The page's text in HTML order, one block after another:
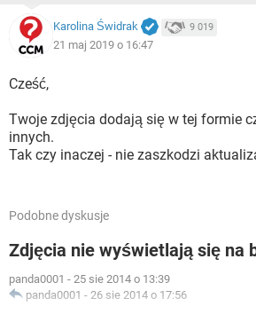
Karolina Świdrak 9 019
21 maj 2019 o 16:47
Cześć,
Twoje zdjęcia dodają się w tej formie
innych.
Tak czy inaczej - nie zaszkodzi
Podobne dyskusje
Zdjęcia nie wyświetlają się na
panda0001 - 25 sie 2014 o 13:39
panda0001 - 26 sie 2014 o 17:56